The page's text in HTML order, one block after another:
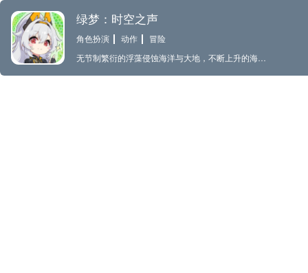
绿梦：时空之声
角色扮演 动作
冒险